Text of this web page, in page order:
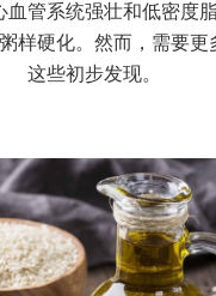
管系统强壮和低密度
样硬化。然而，需要
这些初步发现。